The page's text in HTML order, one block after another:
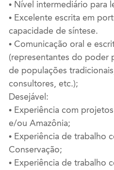
• Nível intermediário para
• Excelente escrita em
capacidade de síntese.
• Comunicação oral e
(representantes do poder
de populações
consultores, etc.);
Desejável:
• Experiência com
e/ou Amazônia;
• Experiência de trabalho
Conservação;
• Experiência de trabalho